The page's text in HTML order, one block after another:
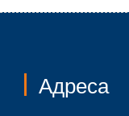
Адреса